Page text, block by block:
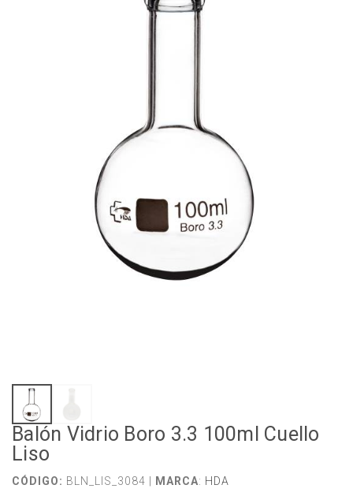
Balón Vidrio Boro 3.3 100ml Cuello
Liso
CÓDIGO: BLN_LIS_3084 | MARCA: HDA